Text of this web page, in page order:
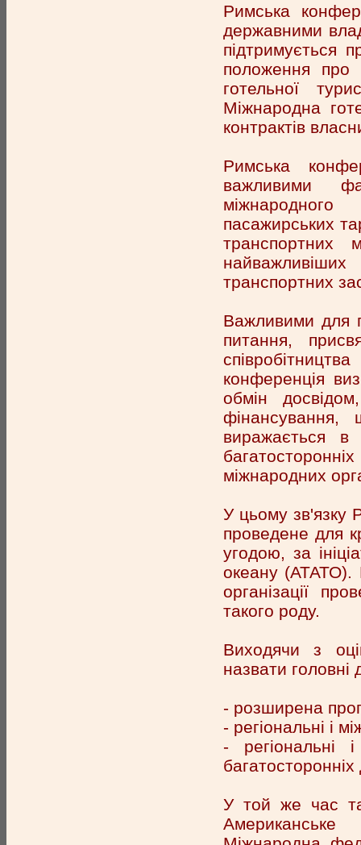
Римська
державними
підтримується
положення про
готельної
Міжнародна
контрактів
Римська
важливими
пасажирських
транспортних
транспортних
Важливими для
питання,
конференція
обмін
виражається в
міжнародних
У цьому зв'язку
проведене для
угодою, за
океану (АТАТО).
організації
такого роду.
Виходячи з
назвати головні
- розширена
- регіональні і
- регіональні
багатосторонніх
У той же час